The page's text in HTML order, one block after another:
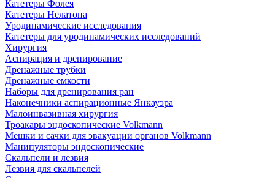
Катетеры Фолея
Катетеры Нелатона
Уродинамические исследования
Катетеры для уродинамических исследований
Хирургия
Аспирация и дренирование
Дренажные трубки
Дренажные емкости
Наборы для дренирования ран
Наконечники аспирационные Янкауэра
Малоинвазивная хирургия
Троакары эндоскопические Volkmann
Мешки и сачки для эвакуации органов Volkmann
Манипуляторы эндоскопические
Скальпели и лезвия
Лезвия для скальпелей